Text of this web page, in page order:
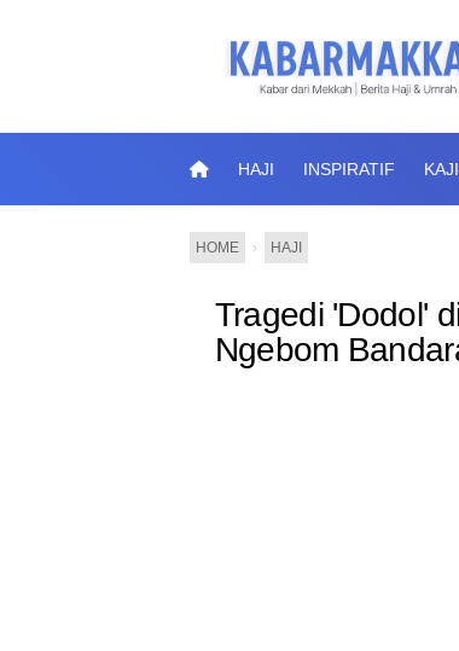
HAJI INSPIRATIF
HOME › HAJI
Tragedi 'Dodol'
Ngebom